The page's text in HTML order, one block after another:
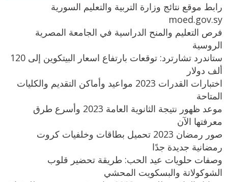
رابط موقع نتائج وزارة التربية والتعليم السورية
moed.gov.sy
فرص التعليم والمنح الدراسية في الجامعة المصرية
الروسية
ستاندرد تشارترد: توقعات بارتفاع اسعار البيتكوين إلى 120
ألف دولار
اختبارات القدرات 2023 مواعيد وأماكن التقديم والكليات
المتاحة
موعد ظهور نتيجة الثانوية العامة 2023 وأسرع طرق
معرفتها الآن
صور رمضان 2023 تحميل بطاقات وخلفيات كروت
رمضانية جديدة جدًا
وصفات حلويات عيد الحب: طريقة تحضير قلوب
الشوكولاتة والبسكويت المحشي